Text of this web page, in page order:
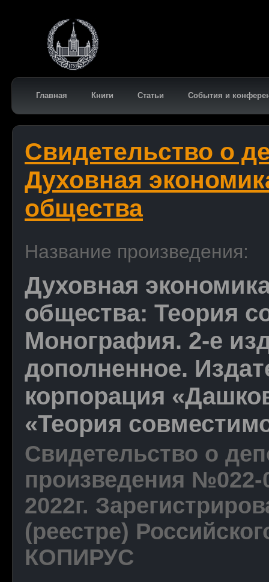
Главная Книги Статьи События и
Свидетельство о
Духовная
общества
Название произведения:
Духовная
общества: Теория
Монография. 2-е
дополненное.
корпорация
«Теория
Свидетельство о
произведения №022-
2022г.
(реестре)
КОПИРУС